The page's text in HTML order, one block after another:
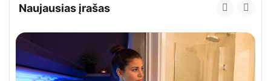
Naujausias įrašas